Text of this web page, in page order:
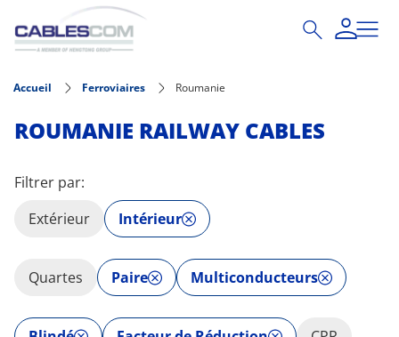
Aller au contenu principal
Accueil Ferroviaires Roumanie
ROUMANIE RAILWAY CABLES
Filtrer par:
Extérieur
Intérieur
Quartes Paire Multiconducteurs